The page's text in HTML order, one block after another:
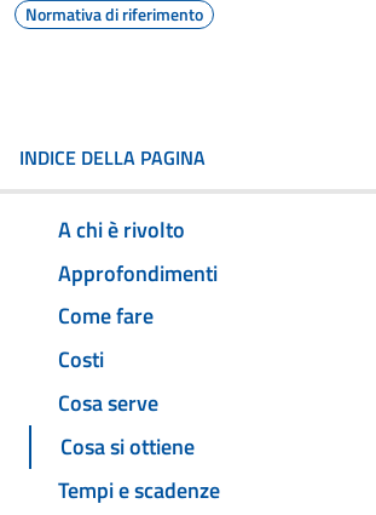
Normativa di riferimento
INDICE DELLA PAGINA
A chi è rivolto
Approfondimenti
Come fare
Costi
Cosa serve
Cosa si ottiene
Tempi e scadenze